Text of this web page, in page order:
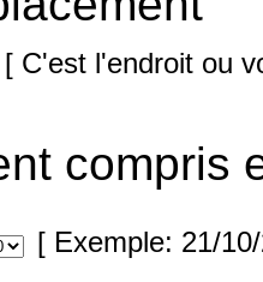
[ C'est l'endroit ou
compris
[ Exemple: 21/